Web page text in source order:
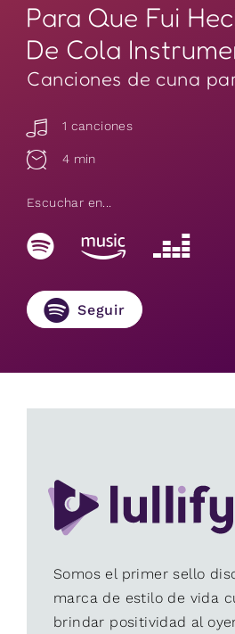
Para Que Fui
De Cola
Canciones de cuna
1 canciones
4 min
Escuchar en...
Seguir
Somos el primer sello
marca de estilo de vida
brindar positividad al